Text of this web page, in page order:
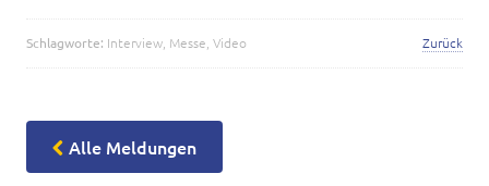
Schlagworte: Interview Messe Video Zurück
Alle Meldungen